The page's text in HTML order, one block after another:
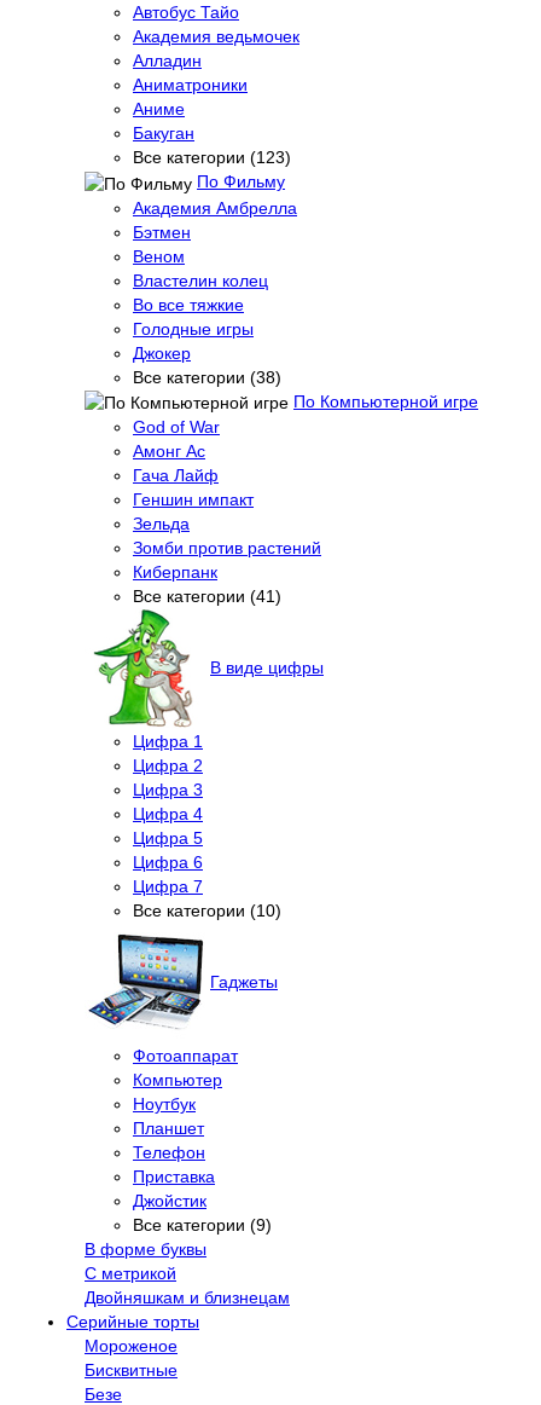
Автобус Тайо
Академия ведьмочек
Алладин
Аниматроники
Аниме
Бакуган
Все категории (123)
По Фильму
Академия Амбрелла
Бэтмен
Веном
Властелин колец
Во все тяжкие
Голодные игры
Джокер
Все категории (38)
По Компьютерной игре
God of War
Амонг Ас
Гача Лайф
Геншин импакт
Зельда
Зомби против растений
Киберпанк
Все категории (41)
В виде цифры
Цифра 1
Цифра 2
Цифра 3
Цифра 4
Цифра 5
Цифра 6
Цифра 7
Все категории (10)
Гаджеты
Фотоаппарат
Компьютер
Ноутбук
Планшет
Телефон
Приставка
Джойстик
Все категории (9)
В форме буквы
С метрикой
Двойняшкам и близнецам
Серийные торты
Мороженое
Бисквитные
Безе